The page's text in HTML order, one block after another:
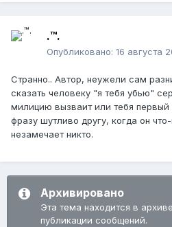
.™.
Опубликовано: 16 августа
Странно.. Автор, неужели сам
сказать человеку "я тебя убью"
милицию вызваит или тебя первый
фразу шутливо другу, когда он
незамечает никто.
Архивировано
Эта тема находится в
публикации сообщений.